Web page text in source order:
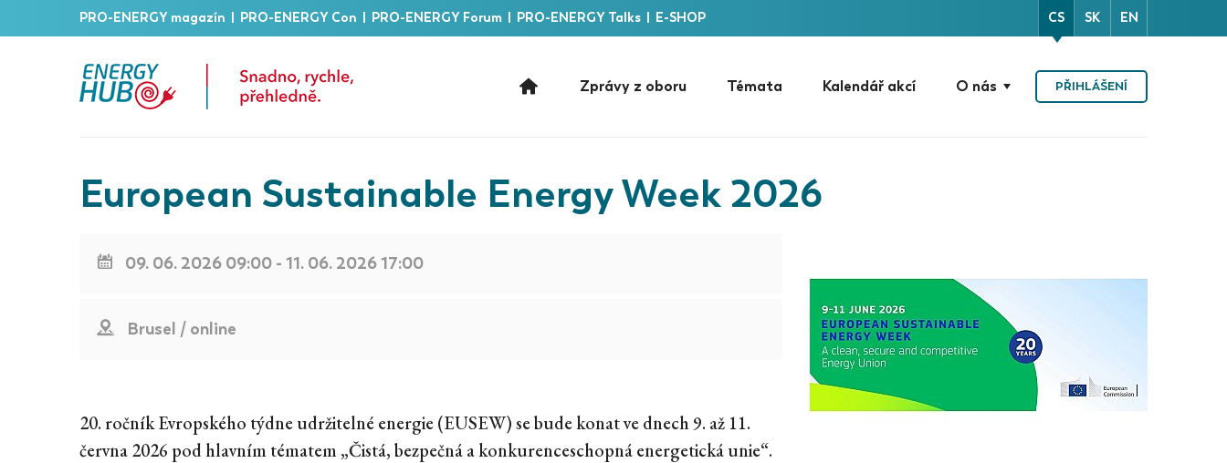
PRO-ENERGY magazín PRO-ENERGY Con PRO-ENERGY Forum PRO-ENERGY Talks E-SHOP CS SK EN
Zprávy z oboru Témata Kalendář akcí O nás PŘIHLÁŠENÍ
European Sustainable Energy Week 2026
09. 06. 2026 09:00 - 11. 06. 2026 17:00
Brusel / online
20. ročník Evropského týdne udržitelné energie (EUSEW) se bude konat ve dnech 9. až 11.
června 2026 pod hlavním tématem „Čistá, bezpečná a konkurenceschopná energetická unie“.